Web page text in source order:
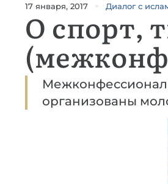
17 января, 2017 Диалог с
О спорт,
организованы